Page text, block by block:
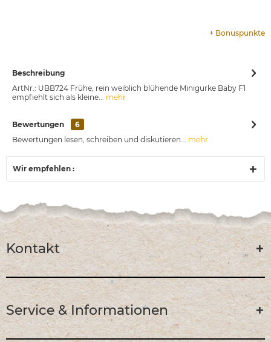
+ Bonuspunkte
Beschreibung
ArtNr.: UBB724 Frühe, rein weiblich blühende Minigurke Baby F1
empfiehlt sich als kleine... mehr
Bewertungen
6
Bewertungen lesen, schreiben und diskutieren... mehr
Wir empfehlen :
Kontakt
Service & Informationen